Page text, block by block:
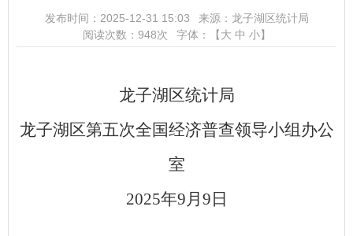
发布时间： 2025-12-31 15:03 来源： 龙子湖区统计局
阅读次数： 948次 字体：【大 中 小】
龙子湖区统计局
龙子湖区第五次全国经济普查领导小组办公
室
2025年9月9日